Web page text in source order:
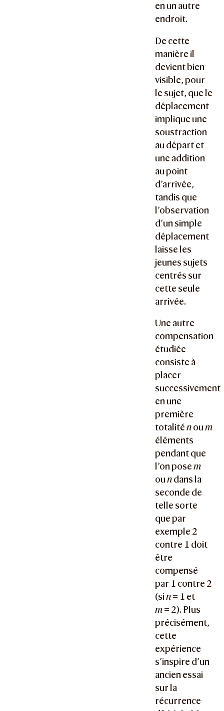
en un autre
endroit.
De cette
manière il
devient bien
visible, pour
le sujet, que le
déplacement
implique une
soustraction
au départ et
une addition
au point
d’arrivée,
tandis que
l’observation
d’un simple
déplacement
laisse les
jeunes sujets
centrés sur
cette seule
arrivée.
Une autre
compensation
étudiée
consiste à
placer
successivement
en une
première
totaliténoum
éléments
pendant que
l’on posem
oundans la
seconde de
telle sorte
que par
exemple 2
contre 1 doit
être
compensé
par 1 contre 2
(sin= 1 et
m= 2). Plus
précisément,
cette
expérience
s’inspire d’un
ancien essai
sur la
récurrence